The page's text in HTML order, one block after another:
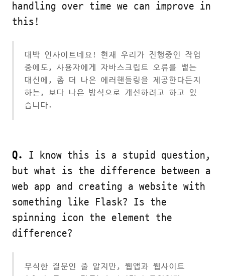
handling over time we can improve in
this!
대박 인사이트네요! 현재 우리가 진행중인 작업
중에도, 사용자에게 자바스크립트 오류를 뱉는
대신에, 좀 더 나은 에러핸들링을 제공한다든지
하는, 보다 나은 방식으로 개선하려고 하고 있
습니다.
Q.
I know this is a stupid question,
but what is the difference between a
web app and creating a website with
something like Flask? Is the
spinning icon the element the
difference?
무식한 질문인 줄 알지만, 웹앱과 웹사이트